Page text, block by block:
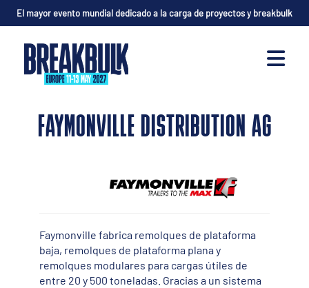
El mayor evento mundial dedicado a la carga de proyectos y breakbulk
FAYMONVILLE DISTRIBUTION AG
Faymonville fabrica remolques de plataforma
baja, remolques de plataforma plana y
remolques modulares para cargas útiles de
entre 20 y 500 toneladas. Gracias a un sistema